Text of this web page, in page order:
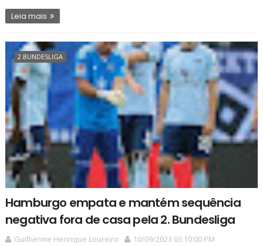
Leia mais
2.BUNDESLIGA
Hamburgo empata e mantém sequência
negativa fora de casa pela 2. Bundesliga
Guilherme Henrique Loureiro
10/09/2023 03:10:00 PM